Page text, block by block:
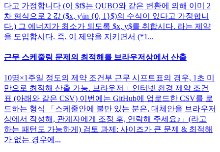
다고 가정합니다 (이 $f$는 QUBO와 같은 변환에 의해 이미 2
차 형식으로 2 값 ($x, y\in {0, 1}$)의 수식이 있다고 가정합니
다.) 그 에너지가 최소가 되도록 $x, y$를 취합시다. 라는 제약
을 도입합시다. 즉, 이 제약을 지키면서 (*1...
근무 스케줄링 문제의 최적해를 브라우저상에서 산출
10명×1주일 정도의 제약 조건부 근무 시프트표의 경우, 1초 미
만으로 최적해 산출 가능. 브라우저 + 인터넷 환경 제약 조건
표 (아래와 같은 CSV) 이번에는 GitHub에 업로드한 CSV를 로
드하는 형식 「스케줄안에 불만 있는 분은, 대체안을 브라우저
상에서 작성해, 관계자에게 조정 후, 연락해 주세요♪」(라고
하는 패턴도 가능하게) 검토 과제: 사이즈가 큰 문제 & 최적해
가 없는 경우에...